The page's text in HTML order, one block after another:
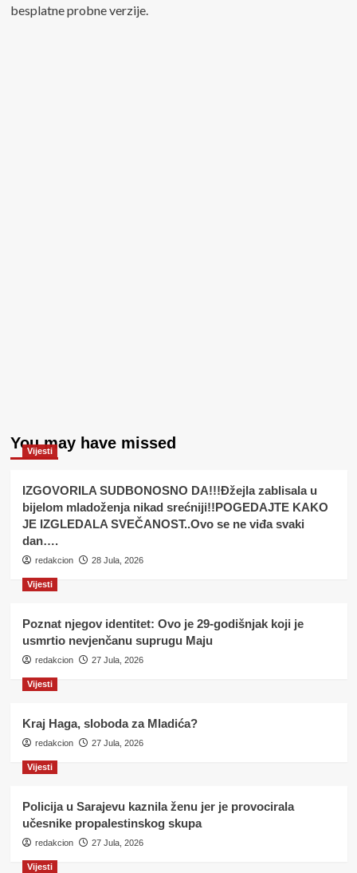
besplatne probne verzije.
You may have missed
Vijesti
IZGOVORILA SUDBONOSNO DA!!!Đžejla zablisala u
bijelom mladoženja nikad srećniji!!POGEDAJTE KAKO
JE IZGLEDALA SVEČANOST..Ovo se ne viđa svaki
dan….
redakcion 28 Jula, 2026
Vijesti
Poznat njegov identitet: Ovo je 29-godišnjak koji je
usmrtio nevjenčanu suprugu Maju
redakcion 27 Jula, 2026
Vijesti
Kraj Haga, sloboda za Mladića?
redakcion 27 Jula, 2026
Vijesti
Policija u Sarajevu kaznila ženu jer je provocirala
učesnike propalestinskog skupa
redakcion 27 Jula, 2026
Vijesti